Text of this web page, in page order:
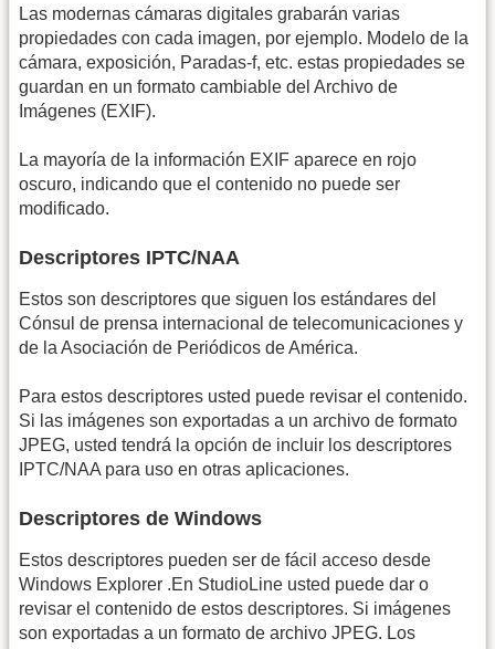
Las modernas cámaras digitales grabarán varias
propiedades con cada imagen, por ejemplo. Modelo de la
cámara, exposición, Paradas-f, etc. estas propiedades se
guardan en un formato cambiable del Archivo de
Imágenes (EXIF).
La mayoría de la información EXIF aparece en rojo
oscuro, indicando que el contenido no puede ser
modificado.
Descriptores IPTC/NAA
Estos son descriptores que siguen los estándares del
Cónsul de prensa internacional de telecomunicaciones y
de la Asociación de Periódicos de América.
Para estos descriptores usted puede revisar el contenido.
Si las imágenes son exportadas a un archivo de formato
JPEG, usted tendrá la opción de incluir los descriptores
IPTC/NAA para uso en otras aplicaciones.
Descriptores de Windows
Estos descriptores pueden ser de fácil acceso desde
Windows Explorer .En StudioLine usted puede dar o
revisar el contenido de estos descriptores. Si imágenes
son exportadas a un formato de archivo JPEG. Los